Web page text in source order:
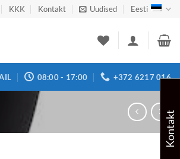
KKK Kontakt Uudised Eesti
08:00 - 17:00 +372 6217 016
Kontakt